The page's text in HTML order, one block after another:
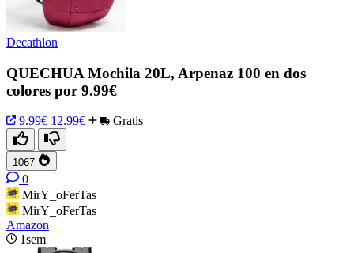
Decathlon
QUECHUA Mochila 20L, Arpenaz 100 en dos
colores por 9.99€
9.99€ 12.99€ Gratis
1067
0
MirY_oFerTas
MirY_oFerTas
Amazon
1sem